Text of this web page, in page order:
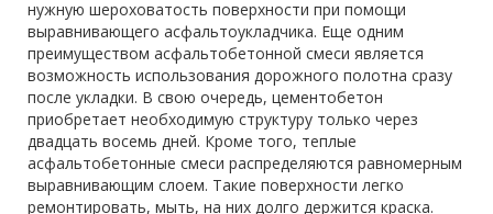
нужную шероховатость поверхности при помощи
выравнивающего асфальтоукладчика. Еще одним
преимуществом асфальтобетонной смеси является
возможность использования дорожного полотна сразу
после укладки. В свою очередь, цементобетон
приобретает необходимую структуру только через
двадцать восемь дней. Кроме того, теплые
асфальтобетонные смеси распределяются равномерным
выравнивающим слоем. Такие поверхности легко
ремонтировать, мыть, на них долго держится краска.